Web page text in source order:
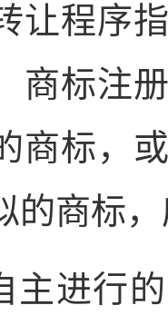
让程序
商标注
商标，
的商标
主进行的